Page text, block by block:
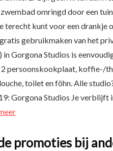
omringd door een
terecht kunt voor een drankje
gebruikmaken van het
Gorgona Studios is
persoonskookplaat, koffie-/
toilet en föhn. Alle
Gorgona Studios Je verblijft
promoties bij